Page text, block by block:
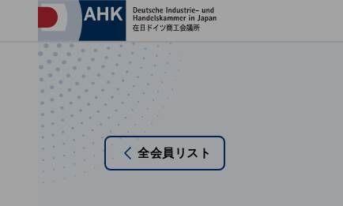
全会員リスト